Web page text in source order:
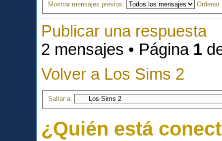
Mostrar mensajes previos:
Publicar una respuesta
2 mensajes • Página 1
Volver a Los Sims 2
Saltar a:
¿Quién está